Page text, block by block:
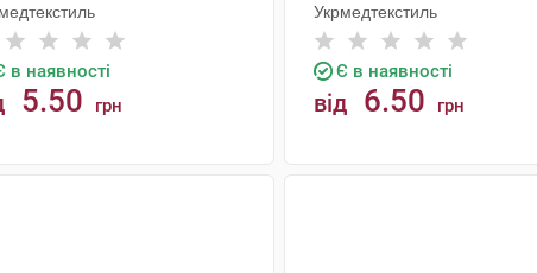
в наявності
5.50 грн
Укрмедтекстиль
Є в наявності
від 6.50 грн